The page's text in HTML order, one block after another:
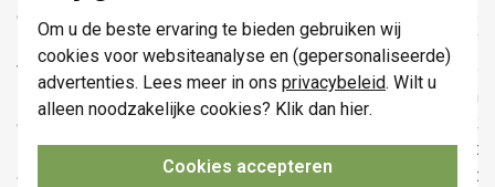
Om u de beste ervaring te bieden gebruiken wij
cookies voor websiteanalyse en (gepersonaliseerde)
advertenties. Lees meer in ons privacybeleid. Wilt u
alleen noodzakelijke cookies? Klik dan hier.
Cookies accepteren
opent deuren naar een naadloze integratie binnen elk Niko
schakelmateriaalconcept. Hoewel de module zelf
verborgen is, complementeert de functionaliteit de totale
interieurbeleving. U kunt deze module combineren met een
afwerkingsset in een kleur naar uw keuze, zodat elk
zichtbaar onderdeel van uw schakelmateriaal perfect
aansluit bij uw interieurontwerp. Dit biedt u de flexibiliteit